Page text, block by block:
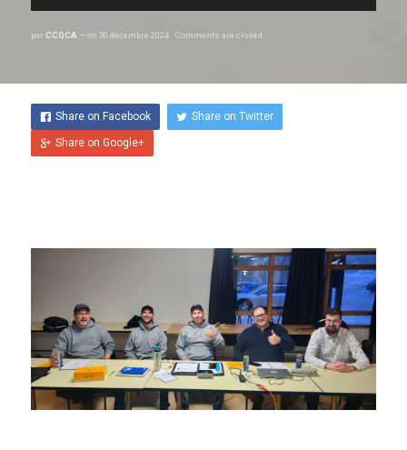
par CCQCA — on 30 décembre 2024 Comments are closed.
Share on Facebook Share on Twitter
Share on Google+
FORMATION
PROGRAMME DE
CALENDRIER DE
FORMATION
FORMULAIRE
D’INSCRIPTION
INSTANCES